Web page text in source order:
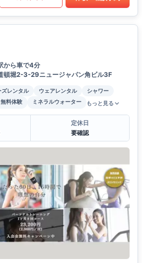
から車で4分
頓堀2-3-29ニュージャパン角ビル3F
ズレンタル ウェアレンタル
シャワー
無料体験 ミネラルウォーター もっと見る
定休日
要確認